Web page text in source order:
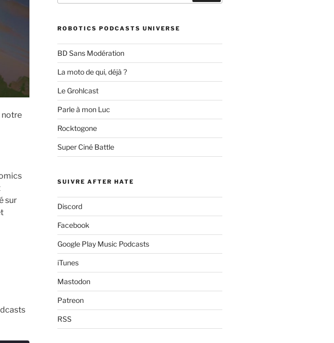
notre
sur
:
ROBOTICS PODCASTS UNIVERSE
BD Sans Modération
La moto de qui, déjà ?
Le Grohlcast
Parle à mon Luc
Rocktogone
Super Ciné Battle
SUIVRE AFTER HATE
Discord
Facebook
Google Play Music Podcasts
iTunes
Mastodon
Patreon
RSS